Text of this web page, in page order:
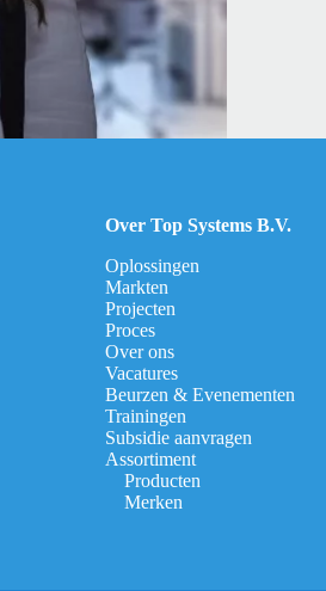
Over Top Systems B.V.
Oplossingen
Markten
Projecten
Proces
Over ons
Vacatures
Beurzen & Evenementen
Trainingen
Subsidie aanvragen
Assortiment
Producten
Merken